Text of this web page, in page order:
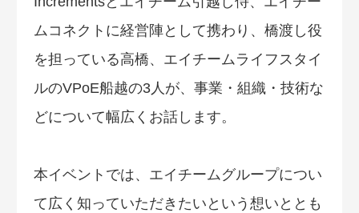
ムコネクトに経営陣として携わり、橋渡し役
を担っている高橋、エイチームライフスタイ
ルのVPoE船越の3人が、事業・組織・技術な
どについて幅広くお話します。
本イベントでは、エイチームグループについ
て広く知っていただきたいという想いととも